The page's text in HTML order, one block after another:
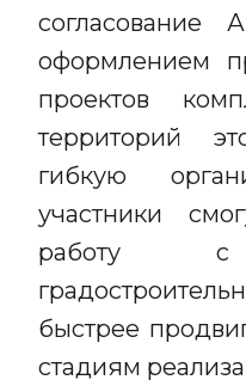
согласование
оформлением
проектов
территорий
гибкую
участники
работу с
быстрее
стадиям